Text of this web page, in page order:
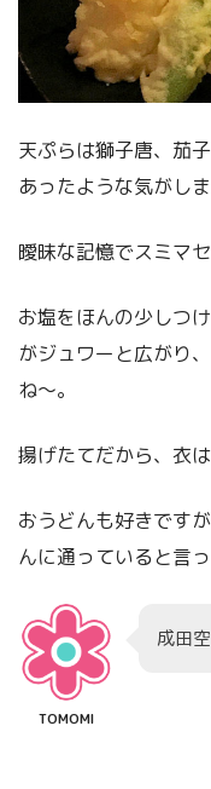
天ぷらは獅子唐、茄
あったような気がしま
曖昧な記憶でスミマ
お塩をほんの少しつ
がジュワーと広がり
ね〜。
揚げたてだから、衣
おうどんも好きです
んに通っていると言
TOMOMI
成田